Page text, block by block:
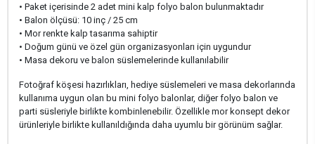
• Paket içerisinde 2 adet mini kalp folyo balon bulunmaktadır
• Balon ölçüsü: 10 inç / 25 cm
• Mor renkte kalp tasarıma sahiptir
• Doğum günü ve özel gün organizasyonları için uygundur
• Masa dekoru ve balon süslemelerinde kullanılabilir
Fotoğraf köşesi hazırlıkları, hediye süslemeleri ve masa dekorlarında
kullanıma uygun olan bu mini folyo balonlar, diğer folyo balon ve
parti süsleriyle birlikte kombinlenebilir. Özellikle mor konsept dekor
ürünleriyle birlikte kullanıldığında daha uyumlu bir görünüm sağlar.